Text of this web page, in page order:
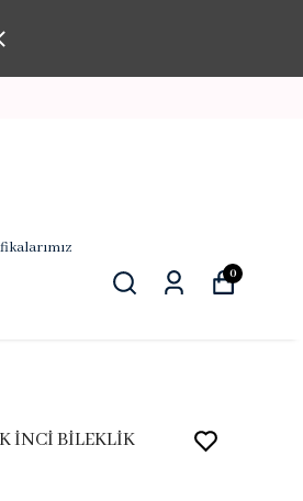
0
İNCİ BİLEKLİK